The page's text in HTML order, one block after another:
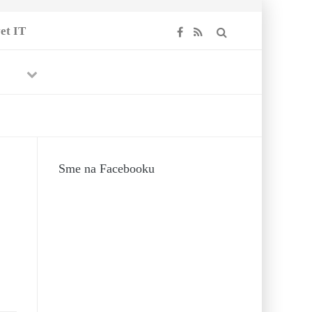
IT
Previous
Next
Sme na Facebooku